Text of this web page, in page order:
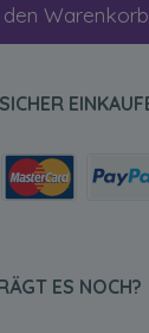
den
ES NOCH?